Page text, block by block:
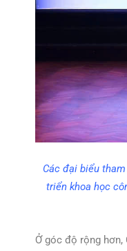
Các đại biểu
triển khoa học
Ở góc độ rộng